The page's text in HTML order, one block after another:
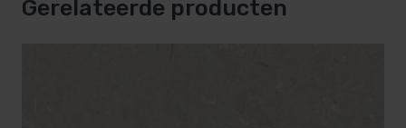
Bestand tegen vorst, chloor en verkleuring door
Gerelateerde producten